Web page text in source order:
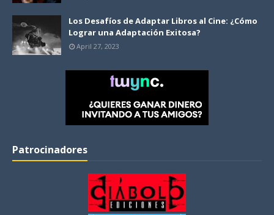
Los Desafíos de Adaptar Libros al Cine: ¿Cómo
Lograr una Adaptación Exitosa?
April 27, 2023
Patrocinadores